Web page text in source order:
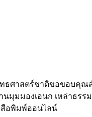
ศาสตร์ชาติขอขอบคุณ
นมุมมองเอนก เหล่าธร
อพิมพ์ออนไลน์